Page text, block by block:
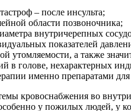
– после инсульта;
области позвоночника;
внутричерепных
показателей
утомляемости, а также
в голове, нехарактерных
именно препаратами
кровоснабжения во
у пожилых людей, у